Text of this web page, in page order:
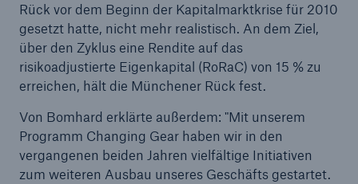
Rück vor dem Beginn der Kapitalmarktkrise für 2010
gesetzt hatte, nicht mehr realistisch. An dem Ziel,
über den Zyklus eine Rendite auf das
risikoadjustierte Eigenkapital (RoRaC) von 15 % zu
erreichen, hält die Münchener Rück fest.
Von Bomhard erklärte außerdem: "Mit unserem
Programm Changing Gear haben wir in den
vergangenen beiden Jahren vielfältige Initiativen
zum weiteren Ausbau unseres Geschäfts gestartet.
71.8%